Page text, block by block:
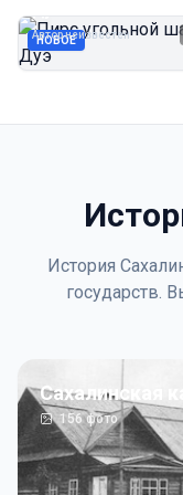
НОВОЕ
Автор неизвестен
История
государств.
Сахалинская
156фото